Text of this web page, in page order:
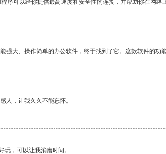
序可以给你提供最高速度和安全性的连接，并帮助你在网络
强大、操作简单的办公软件，终于找到了它。这款软件的功
人，让我久久不能忘怀。
玩，可以让我消磨时间。